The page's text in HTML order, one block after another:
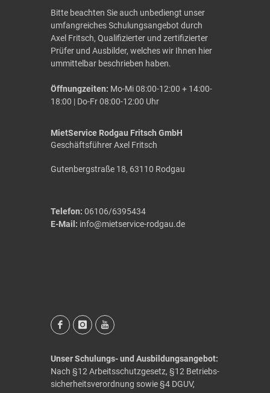
Bitte beachten Sie auch unbediengt unser
umfangreiches Schulungsangebot durch
Axel Fritsch, Qualifizierter und zertifizierter
Prüfer und Ausbilder, welches wir Ihnen hier
um­mittel­bar beschrieben haben.
Öffnungzeiten: Mo-Mi 08:00-12:00 + 14:00-
18:00 | Do-Fr 08:00-12:00 Uhr
MietService Rodgau Fritsch GmbH
Geschäftsführer Axel Fritsch
Gutenbergstraße 18, 63110 Rodgau
Telefon: 06106/6395434
E-Mail: info@mietservice-rodgau.de
Unser Schulungs- und Ausbildungsangebot:
Nach §12 Arbeits­schutzgesetz, §12 Betriebs­
sicherheits­verordnung sowie §4 DGUV,